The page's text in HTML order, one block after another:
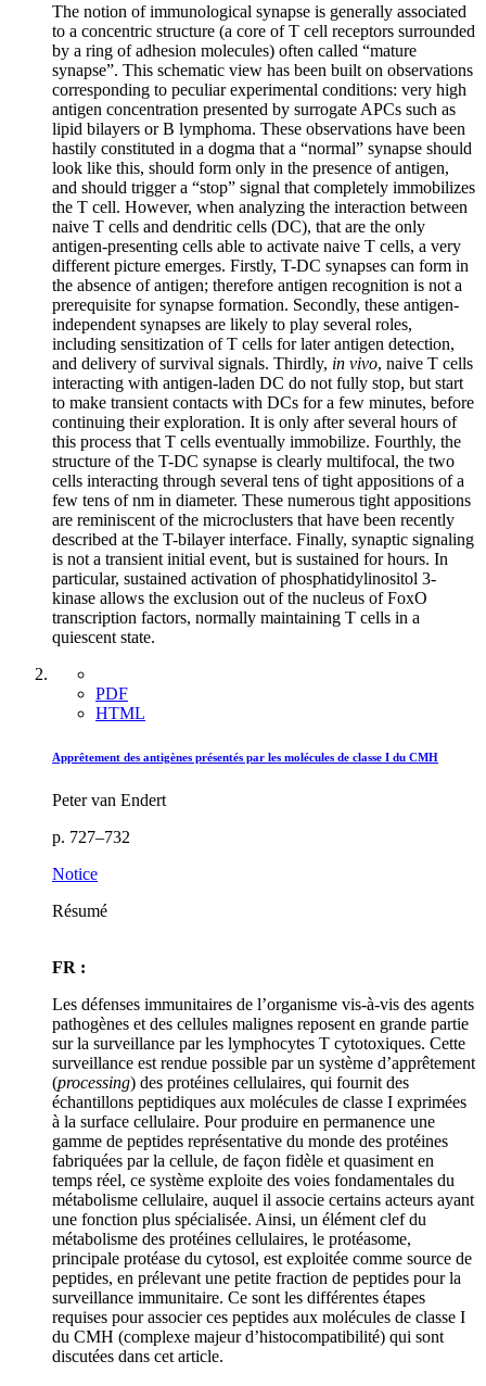
The notion of immunological synapse is generally associated
to a concentric structure (a core of T cell receptors surrounded
by a ring of adhesion molecules) often called “mature
synapse”. This schematic view has been built on observations
corresponding to peculiar experimental conditions: very high
antigen concentration presented by surrogate APCs such as
lipid bilayers or B lymphoma. These observations have been
hastily constituted in a dogma that a “normal” synapse should
look like this, should form only in the presence of antigen,
and should trigger a “stop” signal that completely immobilizes
the T cell. However, when analyzing the interaction between
naive T cells and dendritic cells (DC), that are the only
antigen-presenting cells able to activate naive T cells, a very
different picture emerges. Firstly, T-DC synapses can form in
the absence of antigen; therefore antigen recognition is not a
prerequisite for synapse formation. Secondly, these antigen-
independent synapses are likely to play several roles,
including sensitization of T cells for later antigen detection,
and delivery of survival signals. Thirdly, in vivo, naive T cells
interacting with antigen-laden DC do not fully stop, but start
to make transient contacts with DCs for a few minutes, before
continuing their exploration. It is only after several hours of
this process that T cells eventually immobilize. Fourthly, the
structure of the T-DC synapse is clearly multifocal, the two
cells interacting through several tens of tight appositions of a
few tens of nm in diameter. These numerous tight appositions
are reminiscent of the microclusters that have been recently
described at the T-bilayer interface. Finally, synaptic signaling
is not a transient initial event, but is sustained for hours. In
particular, sustained activation of phosphatidylinositol 3-
kinase allows the exclusion out of the nucleus of FoxO
transcription factors, normally maintaining T cells in a
quiescent state.
PDF
HTML
Apprêtement des antigènes présentés par les molécules de classe I du CMH
Peter van Endert
p. 727–732
Notice
Résumé
FR :
Les défenses immunitaires de l’organisme vis-à-vis des agents
pathogènes et des cellules malignes reposent en grande partie
sur la surveillance par les lymphocytes T cytotoxiques. Cette
surveillance est rendue possible par un système d’apprêtement
(processing) des protéines cellulaires, qui fournit des
échantillons peptidiques aux molécules de classe I exprimées
à la surface cellulaire. Pour produire en permanence une
gamme de peptides représentative du monde des protéines
fabriquées par la cellule, de façon fidèle et quasiment en
temps réel, ce système exploite des voies fondamentales du
métabolisme cellulaire, auquel il associe certains acteurs ayant
une fonction plus spécialisée. Ainsi, un élément clef du
métabolisme des protéines cellulaires, le protéasome,
principale protéase du cytosol, est exploitée comme source de
peptides, en prélevant une petite fraction de peptides pour la
surveillance immunitaire. Ce sont les différentes étapes
requises pour associer ces peptides aux molécules de classe I
du CMH (complexe majeur d’histocompatibilité) qui sont
discutées dans cet article.